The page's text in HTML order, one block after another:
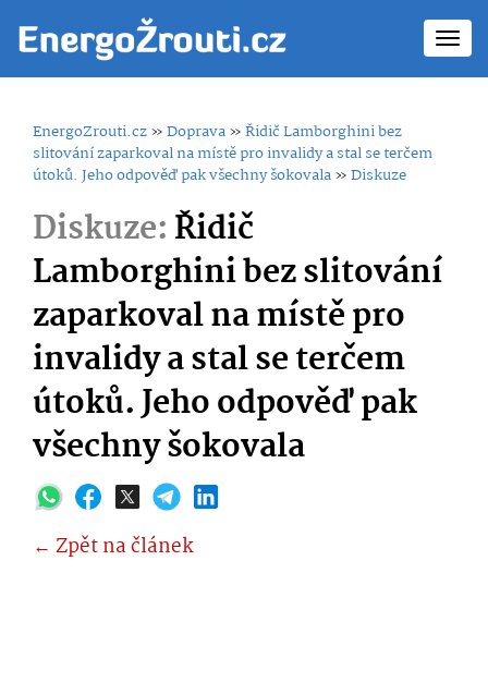
EnergoZrouti.cz»Doprava»Řidič Lamborghini bez
slitování zaparkoval na místě pro invalidy a stal se terčem
útoků. Jeho odpověď pak všechny šokovala»Diskuze
Diskuze:Řidič
Lamborghini bez slitování
zaparkoval na místě pro
invalidy a stal se terčem
útoků. Jeho odpověď pak
všechny šokovala
← Zpět na článek